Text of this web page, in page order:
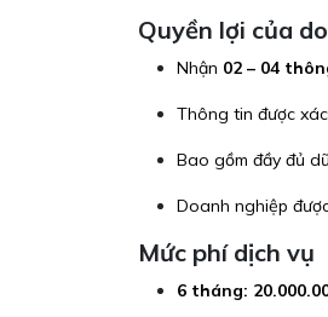
Quyền lợi của
Nhận 02 – 04
Thông tin được
Bao gồm đầy đủ
Doanh nghiệp
Mức phí dịch vụ
6 tháng: